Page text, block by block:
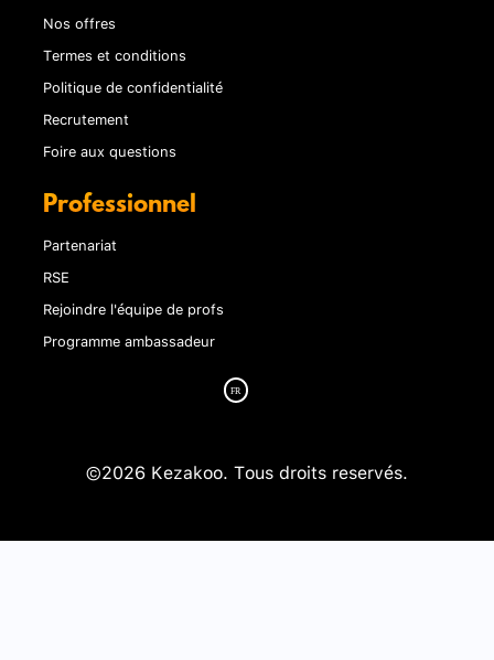
Nos offres
Termes et conditions
Politique de confidentialité
Recrutement
Foire aux questions
Professionnel
Partenariat
RSE
Rejoindre l'équipe de profs
Programme ambassadeur
©2026 Kezakoo. Tous droits reservés.